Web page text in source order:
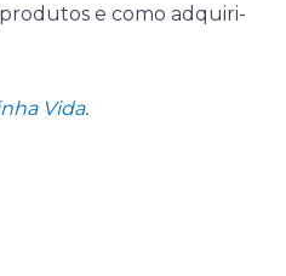
e como adquiri-
Vida.